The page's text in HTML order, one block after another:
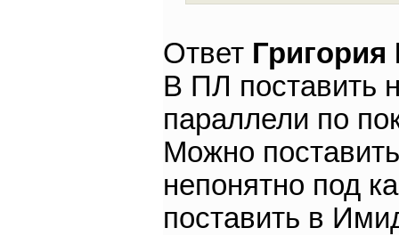
Ответ
В ПЛ поставить
параллели по
Можно
непонятно под
поставить в